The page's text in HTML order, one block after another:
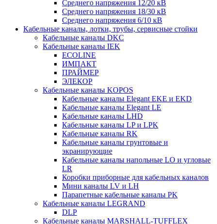
Среднего напряжения 12/20 кВ
Среднего напряжения 18/30 кВ
Среднего напряжения 6/10 кВ
Кабельные каналы, лотки, трубы, сервисные стойки
Кабельные каналы DKC
Кабельные каналы IEK
ECOLINE
ИМПАКТ
ПРАЙМЕР
ЭЛЕКОР
Кабельные каналы KOPOS
Кабельные каналы Elegant EKE и EKD
Кабельные каналы Elegant LE
Кабельные каналы LHD
Кабельные каналы LP и LPK
Кабельные каналы RK
Кабельные каналы грунтовые и
экранирующие
Кабельные каналы напольные LO и угловые
LR
Коробки приборные для кабельных каналов
Мини каналы LV и LH
Парапетные кабельные каналы PK
Кабельные каналы LEGRAND
DLP
Кабельные каналы MARSHALL-TUFFLEX